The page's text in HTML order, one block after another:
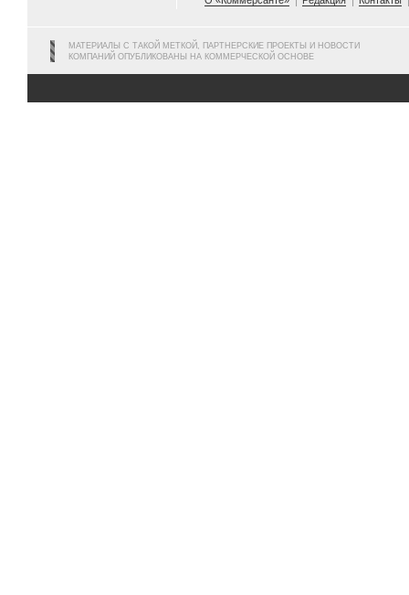
МАТЕРИАЛЫ С ТАКОЙ МЕТКОЙ, ПАРТНЕРСКИЕ ПРОЕКТЫ И НОВОСТИ
КОМПАНИЙ ОПУБЛИКОВАНЫ НА КОММЕРЧЕСКОЙ ОСНОВЕ